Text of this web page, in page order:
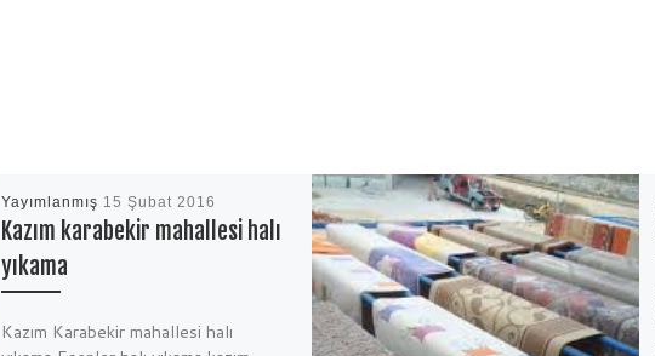
Yayımlanmış 15 Şubat 2016
Kazım karabekir mahallesi halı
yıkama
Kazım Karabekir mahallesi halı